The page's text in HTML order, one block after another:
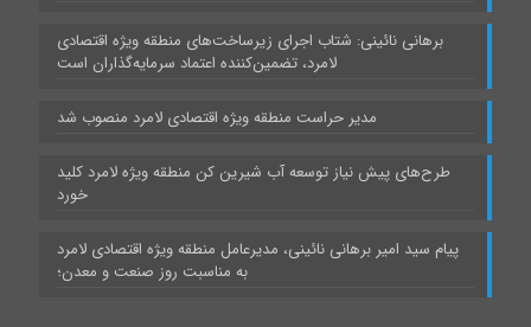
برهانی نائینی: شتاب اجرای زیرساخت‌های منطقه ویژه اقتصادی
لامرد، تضمین‌کننده اعتماد سرمایه‌گذاران است
مدیر حراست منطقه ویژه اقتصادی لامرد منصوب شد
طرح‌های پیش نیاز توسعه آب شیرین کن منطقه ویژه لامرد کلید
خورد
پیام سید امیر برهانی نائینی، مدیرعامل منطقه ویژه اقتصادی لامرد
به مناسبت روز صنعت و معدن؛